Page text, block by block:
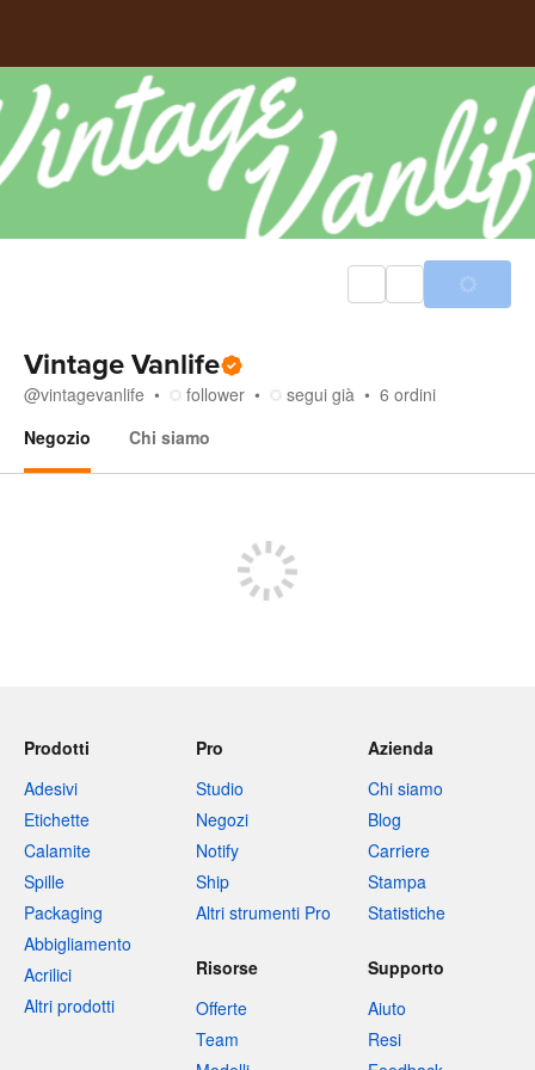
Vintage Vanlife
@vintagevanlife follower segui già 6 ordini
Negozio
Chi siamo
Prodotti
Adesivi
Etichette
Calamite
Spille
Packaging
Abbigliamento
Acrilici
Altri prodotti
Pro
Studio
Negozi
Notify
Ship
Altri strumenti Pro
Azienda
Chi siamo
Blog
Carriere
Stampa
Statistiche
Risorse
Offerte
Team
Supporto
Aiuto
Resi